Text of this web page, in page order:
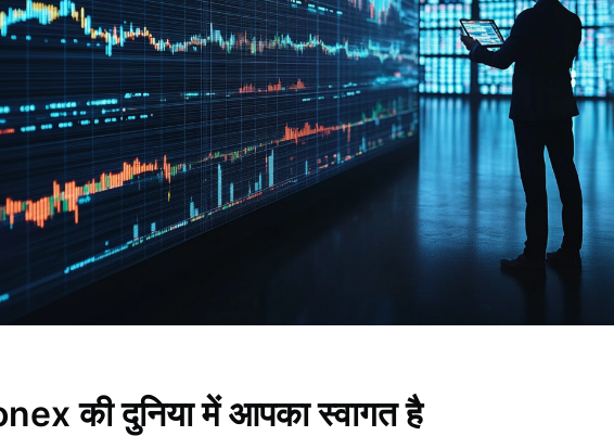
की दुनिया में आपका स्वागत है